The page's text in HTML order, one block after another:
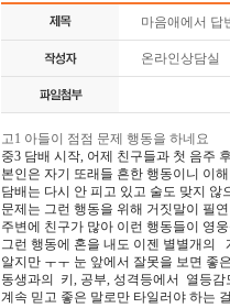
마음애에서 답
온라인상담실
고1 아들이 점점 문제 행동을 하네요
중3 담배 시작, 어제 친구들과 첫 음주
본인은 자기 또래들 흔한 행동이니 이
담배는 다시 안 피고 있고 술도 맞지
문제는 그런 행동을 위해 거짓말이 필
주변에 친구가 많아 이런 행동들이 영
그런 행동에 혼을 내도 이젠 별별개의
알지만 ㅜㅜ 눈 앞에서 잘못을 보면 좋
동생과의 키, 공부, 성격등에서 열등
계속 믿고 좋은 말로만 타일러야 하는